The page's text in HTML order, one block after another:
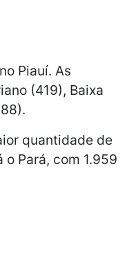
Piauí. As
(419), Baixa
quantidade de
Pará, com 1.959